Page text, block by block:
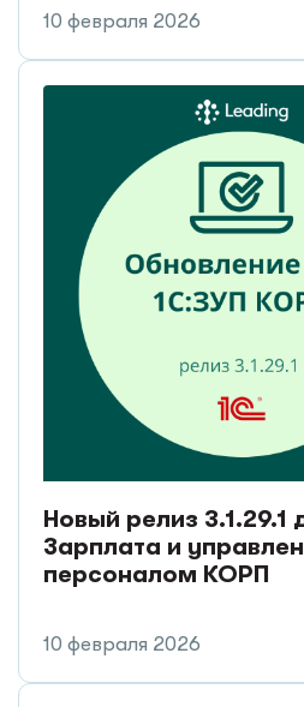
10 февраля 2026
Новый релиз 3.1.29.1
Зарплата и
персоналом КОРП
10 февраля 2026